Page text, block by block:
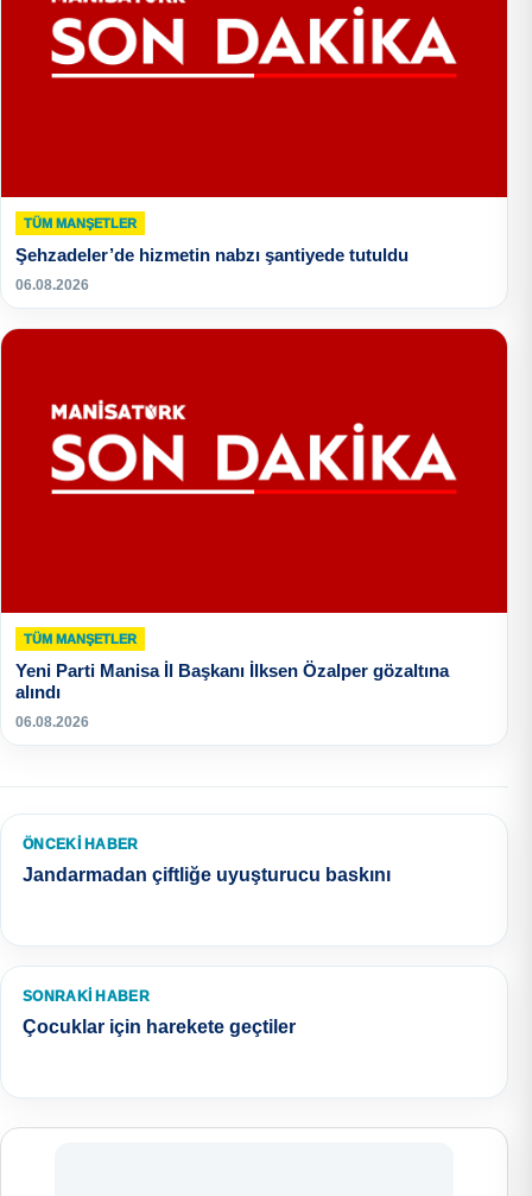
TÜM MANŞETLER
Şehzadeler’de hizmetin nabzı şantiyede tutuldu
06.08.2026
TÜM MANŞETLER
Yeni Parti Manisa İl Başkanı İlksen Özalper gözaltına
alındı
06.08.2026
ÖNCEKI HABER
Jandarmadan çiftliğe uyuşturucu baskını
SONRAKI HABER
Çocuklar için harekete geçtiler